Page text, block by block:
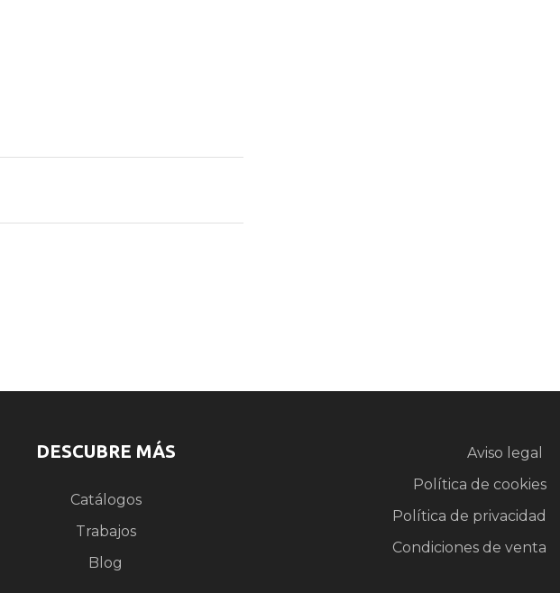
DESCUBRE MÁS
Catálogos
Trabajos
Blog
Aviso legal
Política de cookies
Política de privacidad
Condiciones de venta